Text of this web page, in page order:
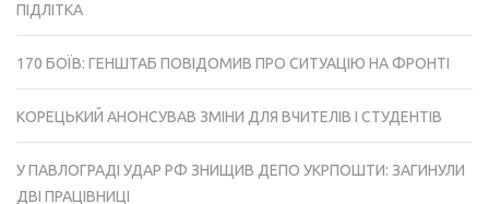
ПІДЛІТКА
170 БОЇВ: ГЕНШТАБ ПОВІДОМИВ ПРО СИТУАЦІЮ НА ФРОНТІ
КОРЕЦЬКИЙ АНОНСУВАВ ЗМІНИ ДЛЯ ВЧИТЕЛІВ І СТУДЕНТІВ
У ПАВЛОГРАДІ УДАР РФ ЗНИЩИВ ДЕПО УКРПОШТИ: ЗАГИНУЛИ
ДВІ ПРАЦІВНИЦІ